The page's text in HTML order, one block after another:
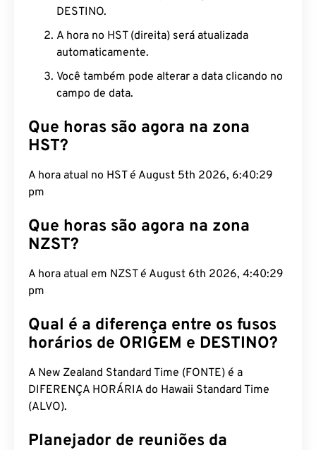
DESTINO.
A hora no HST (direita) será atualizada
automaticamente.
Você também pode alterar a data clicando no
campo de data.
Que horas são agora na zona
HST?
A hora atual no HST é August 5th 2026, 6:40:30
pm
Que horas são agora na zona
NZST?
A hora atual em NZST é August 6th 2026, 4:40:30
pm
Qual é a diferença entre os fusos
horários de ORIGEM e DESTINO?
A New Zealand Standard Time (FONTE) é a
DIFERENÇA HORÁRIA do Hawaii Standard Time
(ALVO).
Planejador de reuniões da